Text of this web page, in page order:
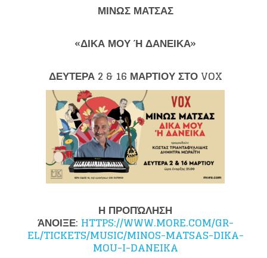
ΜΙΝΩΣ ΜΑΤΣΑΣ
«ΔΙΚΑ ΜΟΥ Ή ΔΑΝΕΙΚΑ»
ΔΕΥΤΕΡΑ 2 & 16 ΜΑΡΤΙΟΥ ΣΤΟ VOX
Η ΠΡΟΠΏΛΗΣΗ
ΆΝΟΙΞΕ: HTTPS://WWW.MORE.COM/GR-
EL/TICKETS/MUSIC/MINOS-MATSAS-DIKA-
MOU-I-DANEIKA